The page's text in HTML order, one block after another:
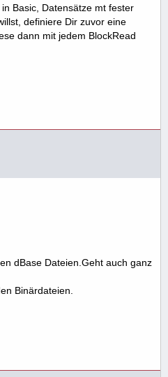
Basic, Datensätze mt fester
definiere Dir zuvor eine
dann mit jedem BlockRead
dBase Dateien.Geht auch ganz
Binärdateien.